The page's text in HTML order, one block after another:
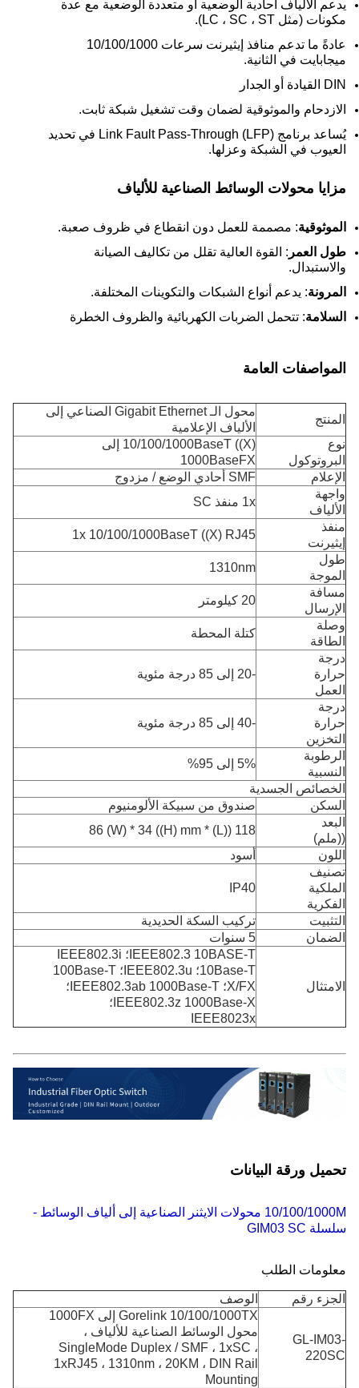
يدعم الألياف أحادية الوضعية أو متعددة الوضعية مع عدة
مكونات (مثل LC ، SC ، ST).
عادةً ما تدعم منافذ إيثيرنت سرعات 10/100/1000
ميجابايت في الثانية.
DIN القيادة أو الجدار
الازدحام والموثوقية لضمان وقت تشغيل شبكة ثابت.
يُساعد برنامج Link Fault Pass-Through (LFP) في تحديد
العيوب في الشبكة وعزلها.
مزايا محولات الوسائط الصناعية للألياف
الموثوقية: مصممة للعمل دون انقطاع في ظروف صعبة.
طول العمر: القوة العالية تقلل من تكاليف الصيانة
والاستبدال.
المرونة: يدعم أنواع الشبكات والتكوينات المختلفة.
السلامة: تتحمل الضربات الكهربائية والظروف الخطرة
المواصفات العامة
المنتج
محول الـ Gigabit Ethernet الصناعي إلى
الألياف الإعلامية
نوع
البروتوكول
10/100/1000BaseT ((X) إلى
1000BaseFX
الإعلام
SMF أحادي الوضع / مزدوج
واجهة
الألياف
1x منفذ SC
منفذ
إيثيرنت
1x 10/100/1000BaseT ((X) RJ45
طول
الموجة
1310nm
مسافة
الإرسال
20 كيلومتر
وصلة
الطاقة
كتلة المحطة
درجة
حرارة
العمل
درجة
حرارة
التخزين
الرطوبة
النسبية
5% إلى 95%
الخصائص الجسدية
السكن
صندوق من سبيكة الألومنيوم
البعد
((ملم)
118 ((L) * 86 (W) * 34 ((H) mm
اللون
أسود
تصنيف
الملكية
الفكرية
IP40
التثبيت
تركيب السكة الحديدية
الضمان
5 سنوات
الامتثال
IEEE802.3 10BASE-T؛ IEEE802.3i
10Base-T؛ IEEE802.3u؛ 100Base-T
X/FX؛ IEEE802.3ab 1000Base-T؛
IEEE802.3z 1000Base-X؛
IEEE8023x
تحميل ورقة البيانات
10/100/1000M محولات الايثنر الصناعية إلى ألياف الوسائط -
سلسلة GIM03 SC
معلومات الطلب
الجزء رقم الوصف
GL-IM03-
220SC
Gorelink 10/100/1000TX إلى 1000FX
محول الوسائط الصناعية للألياف ،
SingleMode Duplex / SMF ، 1xSC ،
1xRJ45 ، 1310nm ، 20KM ، DIN Rail
Mounting